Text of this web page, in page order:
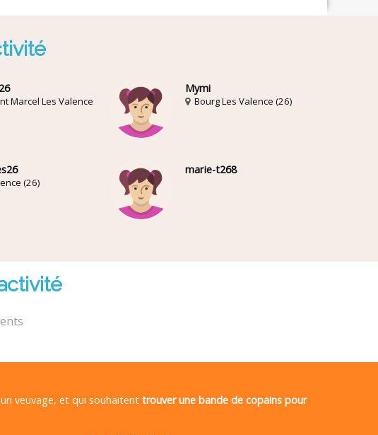
Marcel Les Valence
Mymi
Bourg Les Valence (26)
(26)
marie-t268
veuvage, et qui souhaitent trouver une bande de copains pour